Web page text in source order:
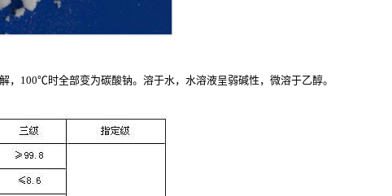
100℃时全部变为碳酸钠。溶于水，水溶液呈弱碱性，微溶于乙醇。